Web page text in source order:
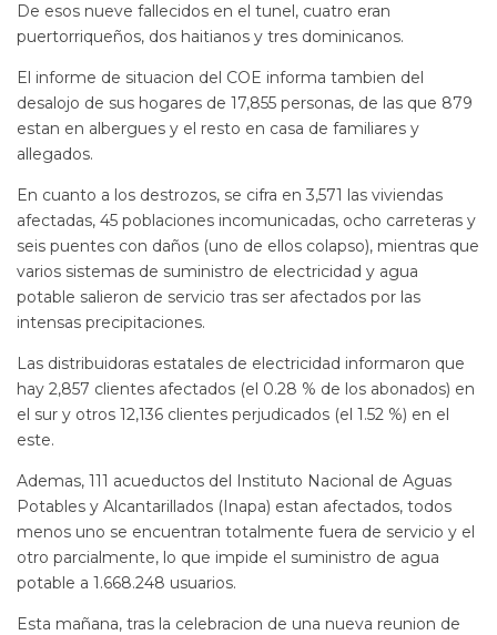
De esos nueve fallecidos en el tunel, cuatro eran
puertorriqueños, dos haitianos y tres dominicanos.
El informe de situacion del COE informa tambien del
desalojo de sus hogares de 17,855 personas, de las que 879
estan en albergues y el resto en casa de familiares y
allegados.
En cuanto a los destrozos, se cifra en 3,571 las viviendas
afectadas, 45 poblaciones incomunicadas, ocho carreteras y
seis puentes con daños (uno de ellos colapso), mientras que
varios sistemas de suministro de electricidad y agua
potable salieron de servicio tras ser afectados por las
intensas precipitaciones.
Las distribuidoras estatales de electricidad informaron que
hay 2,857 clientes afectados (el 0.28 % de los abonados) en
el sur y otros 12,136 clientes perjudicados (el 1.52 %) en el
este.
Ademas, 111 acueductos del Instituto Nacional de Aguas
Potables y Alcantarillados (Inapa) estan afectados, todos
menos uno se encuentran totalmente fuera de servicio y el
otro parcialmente, lo que impide el suministro de agua
potable a 1.668.248 usuarios.
Esta mañana, tras la celebracion de una nueva reunion de